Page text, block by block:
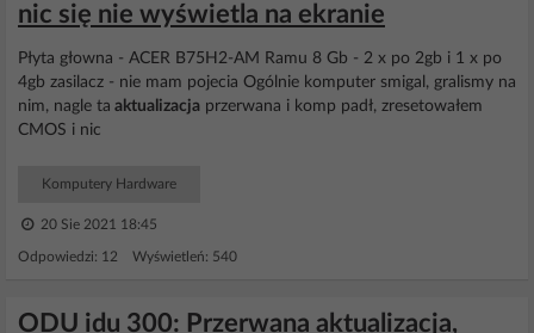
nic się nie wyświetla na ekranie
Płyta głowna - ACER B75H2-AM Ramu 8 Gb - 2 x po 2gb i 1 x po
4gb zasilacz - nie mam pojecia Ogólnie komputer smigal, gralismy na
nim, nagle ta aktualizacja przerwana i komp padł, zresetowałem
CMOS i nic
Komputery Hardware
20 Sie 2021 18:45
Odpowiedzi: 12 Wyświetleń: 540
ODU idu 300: Przerwana aktualizacja,